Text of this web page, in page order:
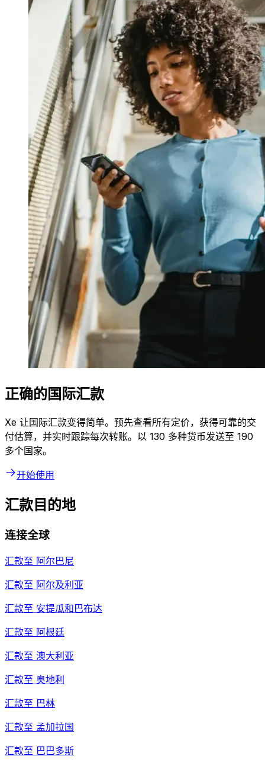
正确的国际汇款
Xe 让国际汇款变得简单。预先查看所有定价，获得可靠的交
付估算，并实时跟踪每次转账。以 130 多种货币发送至 190
多个国家。
开始使用
汇款目的地
连接全球
汇款至 阿尔巴尼
汇款至 阿尔及利亚
汇款至 安提瓜和巴布达
汇款至 阿根廷
汇款至 澳大利亚
汇款至 奥地利
汇款至 巴林
汇款至 孟加拉国
汇款至 巴巴多斯